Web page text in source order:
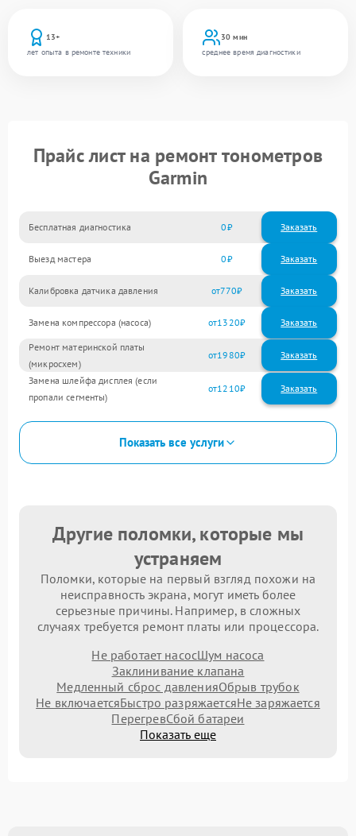
13+
лет опыта в ремонте техники
30 мин
среднее время диагностики
Прайс лист на ремонт тонометров
Garmin
Бесплатная диагностика 0 Заказать
Выезд мастера 0 Заказать
Калибровка датчика давления 770
Замена компрессора (насоса) 1320
Ремонт материнской платы
(микросхем)
1980
Замена шлейфа дисплея (если
пропали сегменты)
1210
Показать все услуги
Другие поломки, которые мы
устраняем
Поломки, которые на первый взгляд похожи на
неисправность экрана, могут иметь более
серьезные причины. Например, в сложных
случаях требуется ремонт платы или процессора.
Не работает насосШум насоса
Заклинивание клапана
Медленный сброс давленияОбрыв трубок
Не включаетсяБыстро разряжаетсяНе заряжается
ПерегревСбой батареи
Показать еще